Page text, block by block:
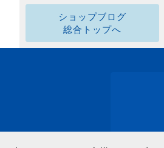
ショップブログ
総合トップへ